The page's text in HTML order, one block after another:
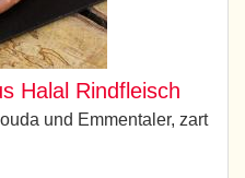
Halal Rindfleisch
und Emmentaler, zart